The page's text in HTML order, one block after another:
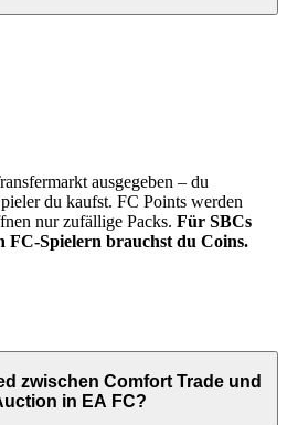
ausgegeben – du
du kaufst. FC Points werden
nur zufällige Packs. Für SBCs
FC-Spielern brauchst du Coins.
zwischen Comfort Trade und
in EA FC?